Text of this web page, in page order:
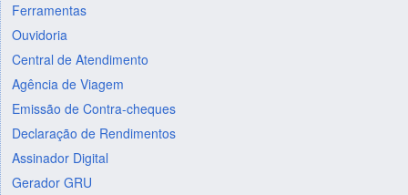
Ferramentas
Ouvidoria
Central de Atendimento
Agência de Viagem
Emissão de Contra-cheques
Declaração de Rendimentos
Assinador Digital
Gerador GRU